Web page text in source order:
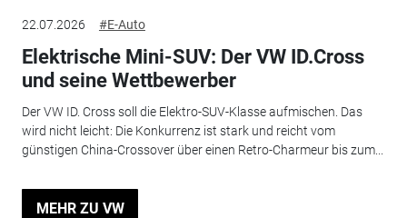
22.07.2026 #E-Auto
Elektrische Mini-SUV: Der VW ID.Cross
und seine Wettbewerber
Der VW ID. Cross soll die Elektro-SUV-Klasse aufmischen. Das
wird nicht leicht: Die Konkurrenz ist stark und reicht vom
günstigen China-Crossover über einen Retro-Charmeur bis zum...
MEHR ZU VW